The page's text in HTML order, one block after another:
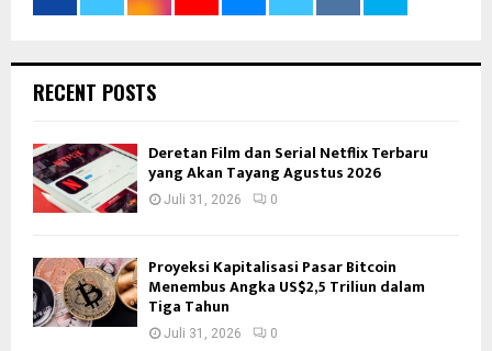
RECENT POSTS
Deretan Film dan Serial Netflix Terbaru
yang Akan Tayang Agustus 2026
Juli 31, 2026 0
Proyeksi Kapitalisasi Pasar Bitcoin
Menembus Angka US$2,5 Triliun dalam
Tiga Tahun
Juli 31, 2026 0